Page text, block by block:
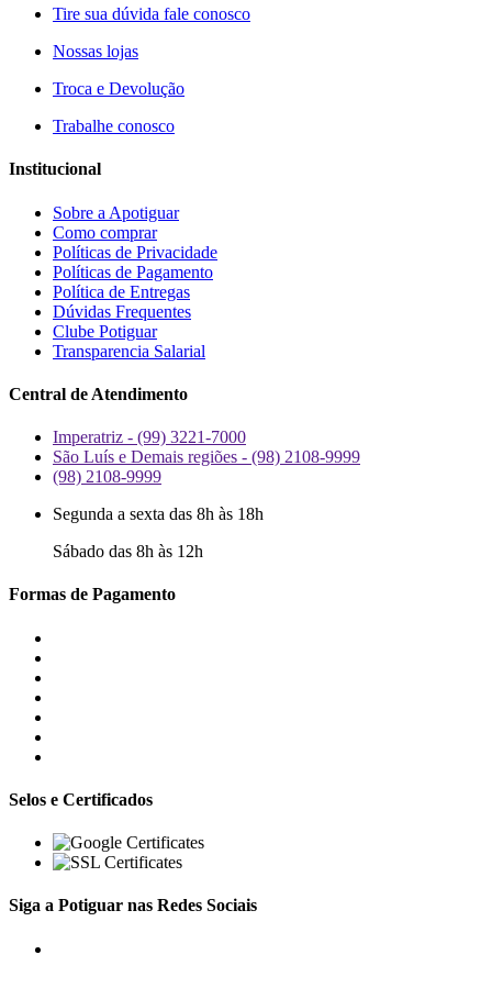
Tire sua dúvida fale conosco
Nossas lojas
Troca e Devolução
Trabalhe conosco
Institucional
Sobre a Apotiguar
Como comprar
Políticas de Privacidade
Políticas de Pagamento
Política de Entregas
Dúvidas Frequentes
Clube Potiguar
Transparencia Salarial
Central de Atendimento
Imperatriz - (99) 3221-7000
São Luís e Demais regiões - (98) 2108-9999
(98) 2108-9999
Segunda a sexta das 8h às 18h
Sábado das 8h às 12h
Formas de Pagamento
Selos e Certificados
Siga a Potiguar nas Redes Sociais